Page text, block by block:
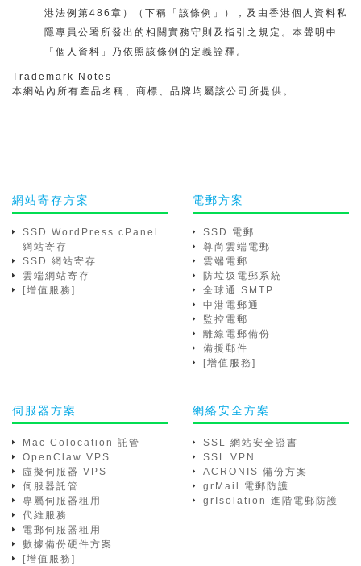
港法例第486章）（下稱「該條例」），及由香港個人資料私
隱專員公署所發出的相關實務守則及指引之規定。本聲明中
「個人資料」乃依照該條例的定義詮釋。
Trademark Notes
本網站內所有產品名稱、商標、品牌均屬該公司所提供。
網站寄存方案
SSD WordPress cPanel
網站寄存
SSD 網站寄存
雲端網站寄存
[增值服務]
電郵方案
SSD 電郵
尊尚雲端電郵
雲端電郵
防垃圾電郵系統
全球通 SMTP
中港電郵通
監控電郵
離線電郵備份
備援郵件
[增值服務]
伺服器方案
Mac Colocation 託管
OpenClaw VPS
虛擬伺服器 VPS
伺服器託管
專屬伺服器租用
代維服務
電郵伺服器租用
數據備份硬件方案
[增值服務]
網絡安全方案
SSL 網站安全證書
SSL VPN
ACRONIS 備份方案
grMail 電郵防護
grIsolation 進階電郵防護